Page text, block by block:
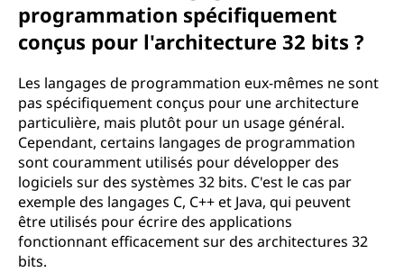
programmation spécifiquement
conçus pour l'architecture 32 bits ?
Les langages de programmation eux-mêmes ne sont
pas spécifiquement conçus pour une architecture
particulière, mais plutôt pour un usage général.
Cependant, certains langages de programmation
sont couramment utilisés pour développer des
logiciels sur des systèmes 32 bits. C'est le cas par
exemple des langages C, C++ et Java, qui peuvent
être utilisés pour écrire des applications
fonctionnant efficacement sur des architectures 32
bits.